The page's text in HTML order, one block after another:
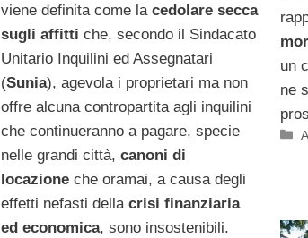
un
ne
viene definita come la cedolare secca
sugli affitti che, secondo il Sindacato
Unitario Inquilini ed Assegnatari
(Sunia), agevola i proprietari ma non
offre alcuna contropartita agli inquilini
che continueranno a pagare, specie
nelle grandi città, canoni di
locazioneche oramai, a causa degli
effetti nefasti della crisi finanziaria
ed economica, sono insostenibili.